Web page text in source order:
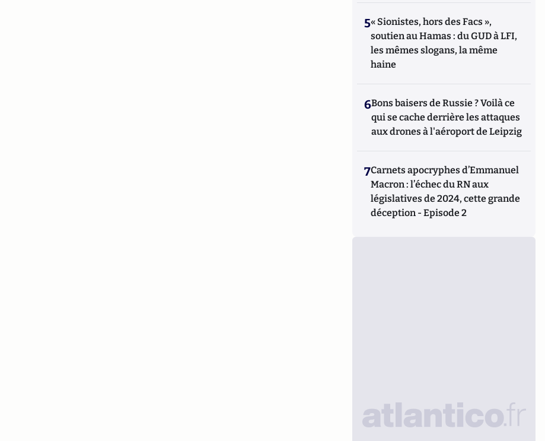
5« Sionistes, hors des Facs »,
soutien au Hamas : du GUD à LFI,
les mêmes slogans, la même
haine
6Bons baisers de Russie ? Voilà ce
qui se cache derrière les attaques
aux drones à l'aéroport de Leipzig
7Carnets apocryphes d’Emmanuel
Macron : l’échec du RN aux
législatives de 2024, cette grande
déception - Episode 2